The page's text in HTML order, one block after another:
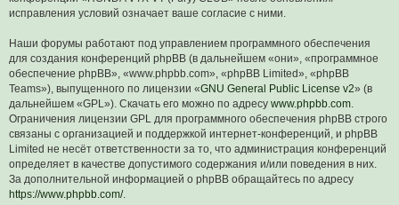
исправления условий означает ваше согласие с ними.
Наши форумы работают под управлением программного обеспечения
для создания конференций phpBB (в дальнейшем «они», «программное
обеспечение phpBB», «www.phpbb.com», «phpBB Limited», «phpBB
Teams»), выпущенного по лицензии «GNU General Public License v2» (в
дальнейшем «GPL»). Скачать его можно по адресу www.phpbb.com
Ограничения лицензии GPL для программного обеспечения phpBB строго
связаны с организацией и поддержкой интернет-конференций, и phpBB
Limited не несёт ответственности за то, что администрация конференций
определяет в качестве допустимого содержания и/или поведения в них.
За дополнительной информацией о phpBB обращайтесь по адресу
https://www.phpbb.com/.